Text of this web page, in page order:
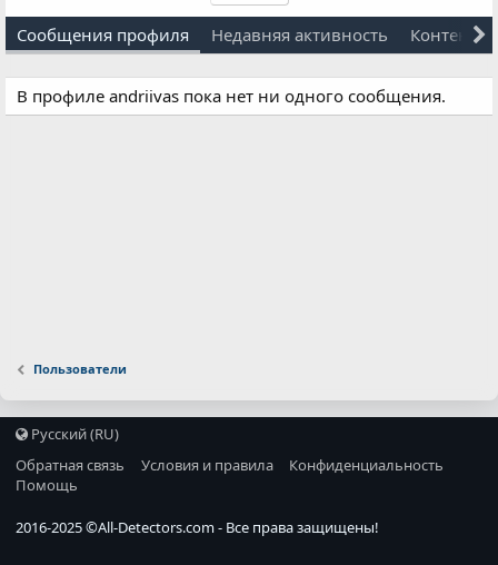
Сообщения профиля Недавняя активность Контент
В профиле andriivas пока нет ни одного сообщения.
Пользователи
Русский (RU)
Обратная связь
Условия и правила
Конфиденциальность
Помощь
2016-2025 ©All-Detectors.com- Все права защищены!